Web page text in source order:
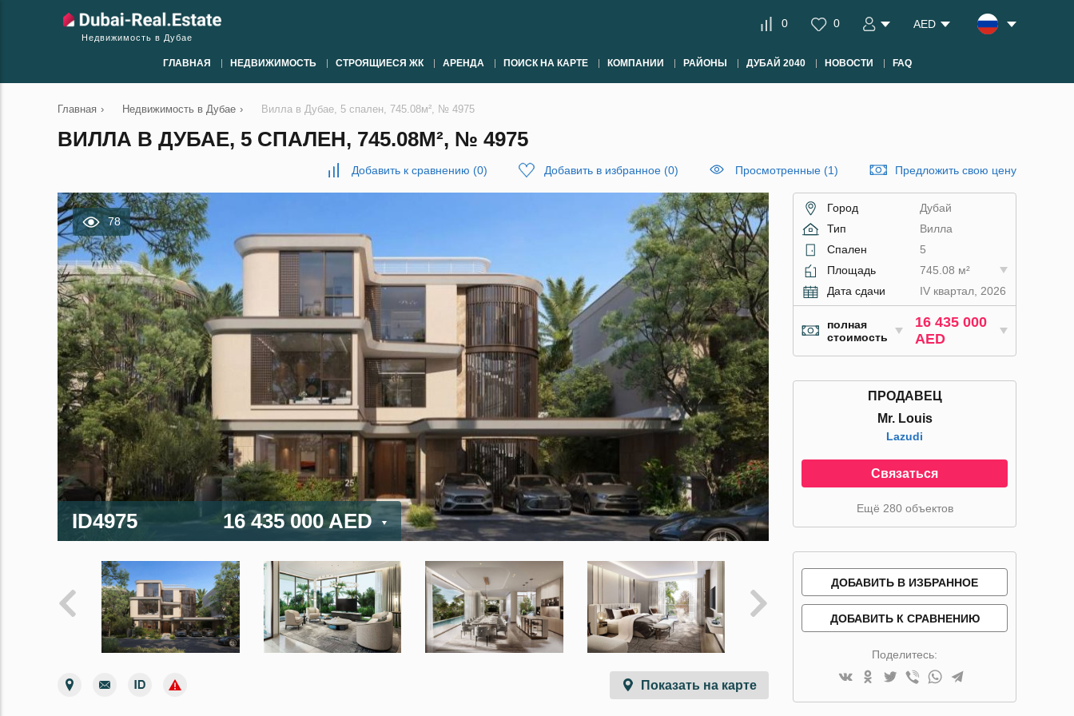
Недвижимость в Дубае
0 0 AED
ГЛАВНАЯ НЕДВИЖИМОСТЬ СТРОЯЩИЕСЯ ЖК АРЕНДА ПОИСК НА КАРТЕ КОМПАНИИ РАЙОНЫ ДУБАЙ 2040 НОВОСТИ FAQ
Главная › Недвижимость в Дубае › Вилла в Дубае, 5 спален, 745.08м², № 4975
ВИЛЛА В ДУБАЕ, 5 СПАЛЕН, 745.08М², № 4975
Добавить к сравнению (0) Добавить в избранное (0) Просмотренные (1) Предложить свою цену
78
ID4975 16 435 000 AED
Показать на карте
Город
Дубай
Тип
Вилла
Спален
5
Площадь
745.08 м²
Дата сдачи
IV квартал, 2026
полная
стоимость
16 435 000
AED
ПРОДАВЕЦ
Mr. Louis
Lazudi
Связаться
Ещё 280 объектов
ДОБАВИТЬ В ИЗБРАННОЕ
ДОБАВИТЬ К СРАВНЕНИЮ
Поделитесь: